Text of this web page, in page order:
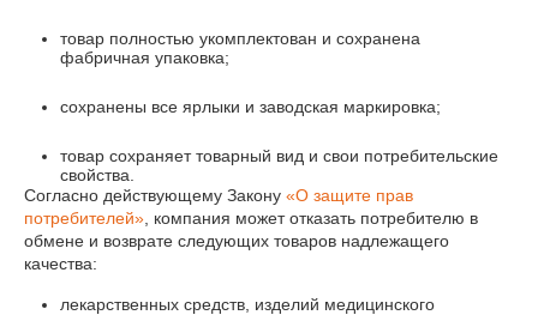
товар полностью укомплектован и сохранена
фабричная упаковка;
сохранены все ярлыки и заводская маркировка;
товар сохраняет товарный вид и свои потребительские
свойства.
Согласно действующему Закону «О защите прав
потребителей» , компания может отказать потребителю в
обмене и возврате следующих товаров надлежащего
качества:
лекарственных средств, изделий медицинского